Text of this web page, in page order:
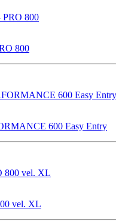
800
600 Easy Entry
vel. XL